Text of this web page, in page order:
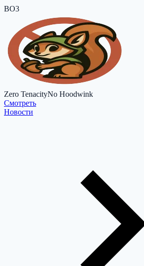
BO3
Zero TenacityNo Hoodwink
Cмотреть
Новости